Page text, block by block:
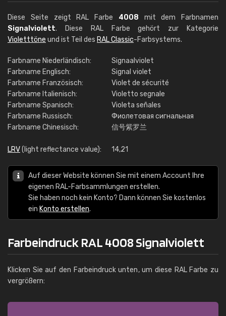
Diese Seite zeigt RAL Farbe 4008 mit dem Farbnamen
Signalviolett. Diese RAL Farbe gehört zur Kategorie
Violetttöne und ist Teil des RAL Classic-Farbsystems.
Farbname Niederländisch:
Signaalviolet
Farbname Englisch:
Signal violet
Farbname Französisch:
Violet de sécurité
Farbname Italienisch:
Violetto segnale
Farbname Spanisch:
Violeta señales
Farbname Russisch:
Фиолетовая сигнальная
Farbname Chinesisch:
信号紫罗兰
LRV(light reflectance value): 14,21
Auf dieser Website können Sie mit einem Account Ihre
eigenen RAL-Farbsammlungen erstellen.
Sie haben noch kein Konto? Dann können Sie kostenlos
ein Konto erstellen.
Farbeindruck RAL 4008 Signalviolett
Klicken Sie auf den Farbeindruck unten, um diese RAL Farbe zu
vergrößern: